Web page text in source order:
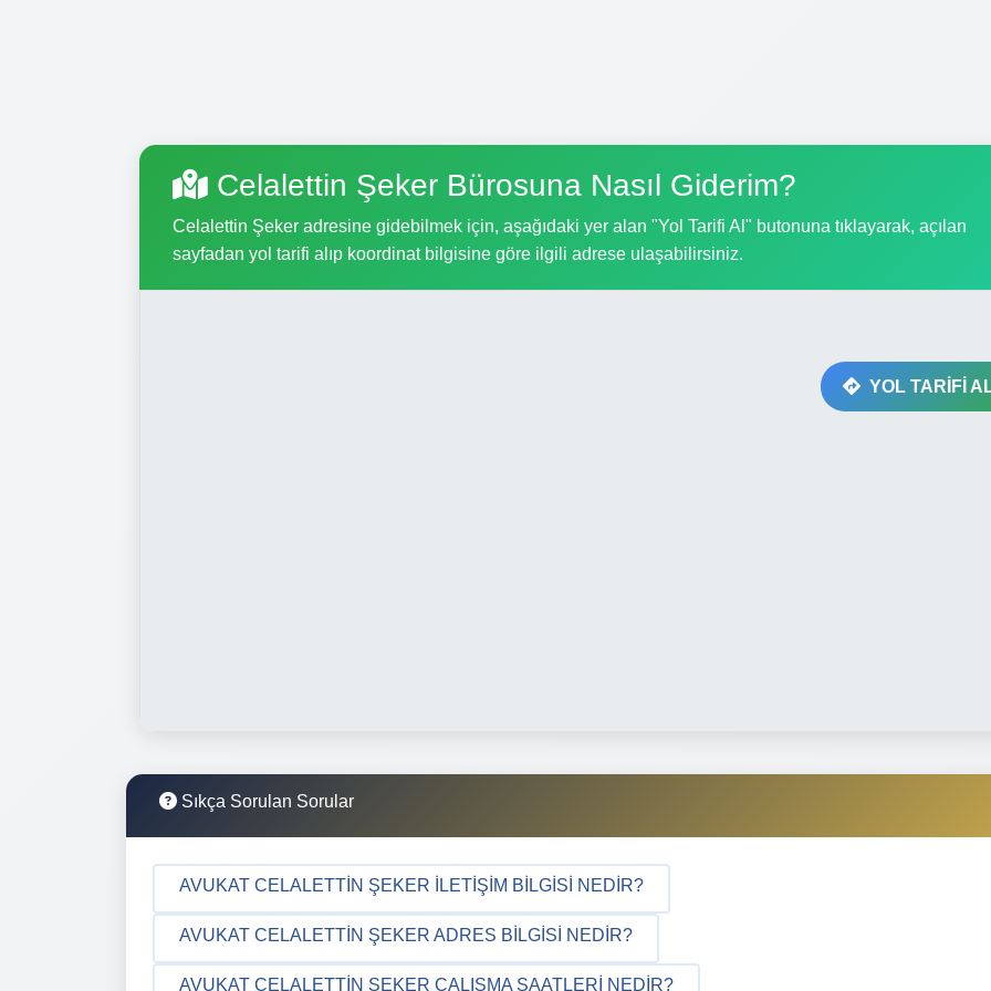
Celalettin Şeker Bürosuna Nasıl Giderim?
Celalettin Şeker adresine gidebilmek için, aşağıdaki yer alan "Yol Tarifi Al" butonuna tıklayarak, açılan
sayfadan yol tarifi alıp koordinat bilgisine göre ilgili adrese ulaşabilirsiniz.
YOL TARİFİ
Sıkça Sorulan Sorular
AVUKAT CELALETTIN ŞEKER İLETIŞIM BILGISI NEDIR?
AVUKAT CELALETTIN ŞEKER ADRES BILGISI NEDIR?
AVUKAT CELALETTIN ŞEKER ÇALIŞMA SAATLERI NEDIR?